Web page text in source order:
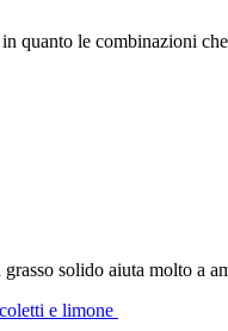
quanto le combinazioni
grasso solido aiuta molto a
e limone